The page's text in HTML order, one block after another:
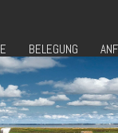
BELEGUNG